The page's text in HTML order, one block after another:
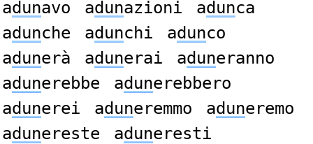
adunavo adunazioni adunca
adunche adunchi adunco
adunerà adunerai aduneranno
adunerebbe adunerebbero
adunerei aduneremmo aduneremo
adunereste aduneresti